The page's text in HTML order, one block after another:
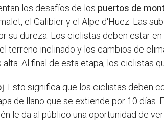
los desafíos de los puertos de
el Galibier y el Alpe d'Huez. Las
su dureza. Los ciclistas deben estar
terreno inclinado y los cambios de
Al final de esta etapa, los ciclistas
. Esto significa que los ciclistas deben
de llano que se extiende por 10 días.
le da al público una oportunidad de